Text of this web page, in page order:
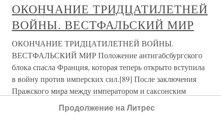
ОКОНЧАНИЕ ТРИДЦАТИЛЕТНЕЙ
ВОЙНЫ. ВЕСТФАЛЬСКИЙ МИР
ОКОНЧАНИЕ ТРИДЦАТИЛЕТНЕЙ ВОЙНЫ.
ВЕСТФАЛЬСКИЙ МИР Положение антигабсбургского
блока спасла Франция, которая теперь открыто вступила
в войну против имперских сил.[89] После заключения
Пражского мира между императором и саксонским
курфюрстом Ришелье немедленно приступил
Продолжение на Литрес